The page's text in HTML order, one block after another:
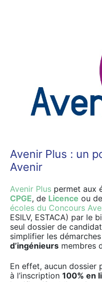
Avenir Plus : un
Avenir
Avenir Plus permet aux
CPGE, de Licence ou de
écoles du Concours
ESILV, ESTACA) par le
seul dossier de
simplifier les
d’ingénieurs membres
En effet, aucun dossier
à l’inscription 100% en